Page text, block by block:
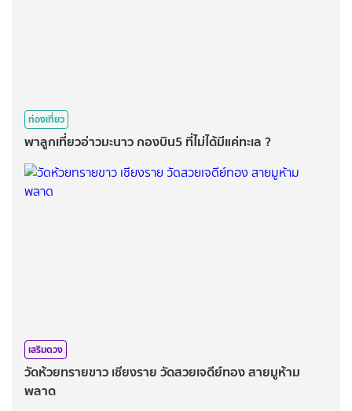
ท่องเที่ยว
พาลูกเที่ยวอ่าวมะนาว กองบิน5 ที่ไม่ได้มีแค่ทะเล ?
เสริมดวง
วัดห้วยทรายขาว เชียงราย วัดสวยเจดีย์ทอง สายมูห้าม
พลาด